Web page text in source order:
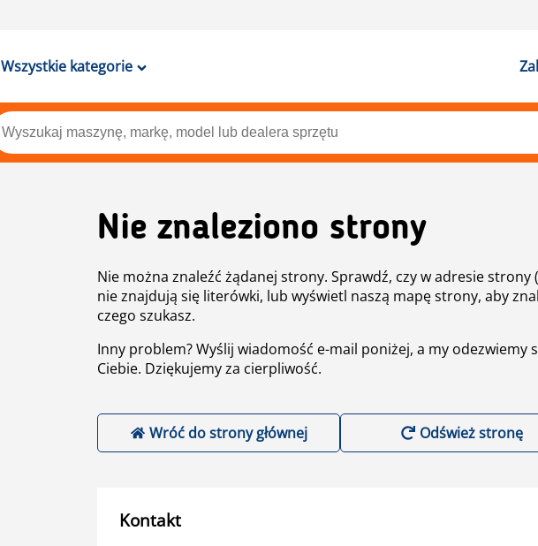
Wszystkie kategorie
Nie znaleziono strony
Nie można znaleźć żądanej strony. Sprawdź, czy w adresie strony
nie znajdują się literówki, lub wyświetl naszą mapę strony, aby
czego szukasz.
Inny problem? Wyślij wiadomość e-mail poniżej, a my odezwiemy
Ciebie. Dziękujemy za cierpliwość.
Wróć do strony głównej Odśwież stronę
Kontakt